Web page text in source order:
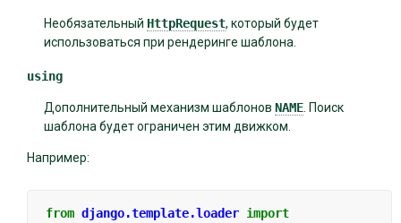
Необязательный HttpRequest, который будет
использоваться при рендеринге шаблона.
using
Дополнительный механизм шаблоновNAME . Поиск
шаблона будет ограничен этим движком.
Например:
from django.template.loader import